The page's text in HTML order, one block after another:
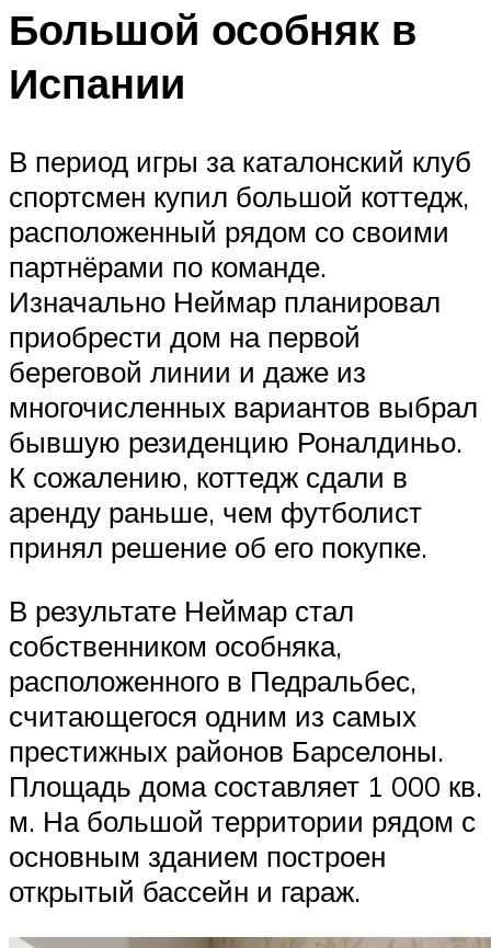
Большой особняк в
Испании
В период игры за каталонский клуб
спортсмен купил большой коттедж,
расположенный рядом со своими
партнёрами по команде.
Изначально Неймар планировал
приобрести дом на первой
береговой линии и даже из
многочисленных вариантов выбрал
бывшую резиденцию Роналдиньо.
К сожалению, коттедж сдали в
аренду раньше, чем футболист
принял решение об его покупке.
В результате Неймар стал
собственником особняка,
расположенного в Педральбес,
считающегося одним из самых
престижных районов Барселоны.
Площадь дома составляет 1 000 кв.
м. На большой территории рядом с
основным зданием построен
открытый бассейн и гараж.